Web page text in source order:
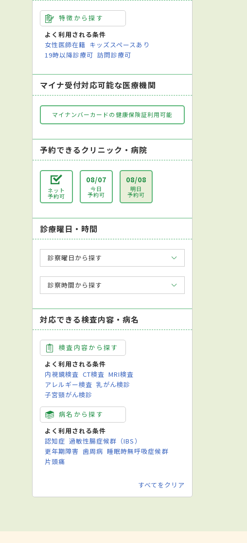
特徴から探す
よく利用される条件
女性医師在籍 キッズスペースあり
19時以降診療可 訪問診療可
マイナ受付対応可能な医療機関
マイナンバーカードの健康保険証利用可能
予約できるクリニック・病院
ネット
予約可
08/07
今日
予約可
08/08
明日
予約可
診療曜日・時間
診察曜日から探す
診察時間から探す
対応できる検査内容・病名
検査内容から探す
よく利用される条件
内視鏡検査 CT検査 MRI検査
アレルギー検査 乳がん検診
子宮頸がん検診
病名から探す
よく利用される条件
認知症 過敏性腸症候群（IBS）
更年期障害 歯周病 睡眠時無呼吸症候群
片頭痛
すべてをクリア